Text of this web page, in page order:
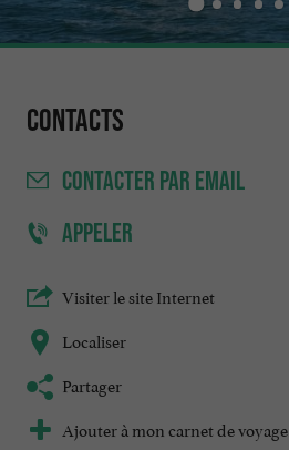
Contacts
CONTACTER PAR EMAIL
APPELER
Visiter le site Internet
Localiser
Partager
Ajouter à mon carnet de voyage